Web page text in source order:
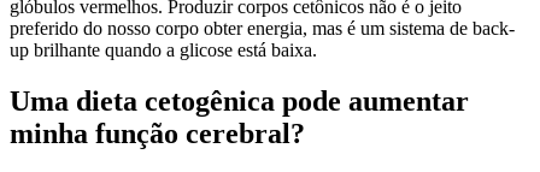
glóbulos vermelhos. Produzir corpos cetônicos não é o jeito
preferido do nosso corpo obter energia, mas é um sistema de back-
up brilhante quando a glicose está baixa.
Uma dieta cetogênica pode aumentar
minha função cerebral?